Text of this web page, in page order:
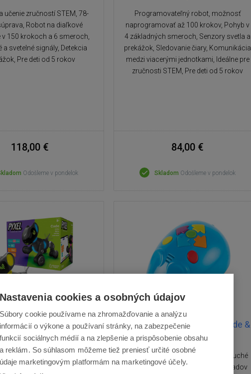
učenie zručností STEM, 78-
Robot na diaľkové
v 150 krokoch a 6 smeroch,
a svetelné signály, Detekcia
Pre deti od 5 rokov
118,00 €
Odošleme v pondelok
Programovateľný robot, možnosť
naprogramovať až 100 krokov, Pohyb v
4 základných smeroch, Senzory svetla a
prekážok, Sledovanie čiary, Komunikácia
medzi viacerými jednotkami, Ideálne pre
zručnosti STEM, Pre deti od 5 rokov
84,00 €
Skladom Odošleme v pondelok
Najlepší priateľ
programátora
robot, Ideálny pre
Robot na diaľkové
Súprava robotickej myši Code &
Go
Programovateľná hračka, Jednoduché
používanie, Praktická výučba základov
Nastavenia cookies a osobných údajov
Súbory cookie používame na zhromažďovanie a analýzu
informácií o výkone a používaní stránky, na zabezpečenie
funkcií sociálnych médií a na zlepšenie a prispôsobenie obsahu
a reklám. So súhlasom môžeme tiež preniesť určité osobné
údaje marketingovým platformám na marketingové účely.